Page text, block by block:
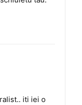
iti iei o